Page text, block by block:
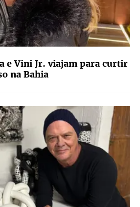
e Vini Jr. viajam para curtir
na Bahia